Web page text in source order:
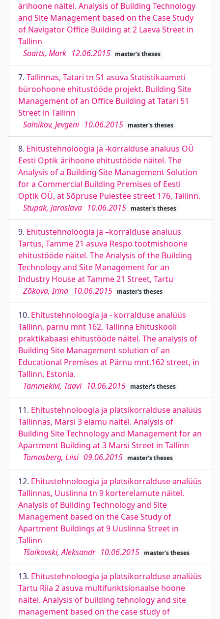
ärihoone näitel. Analysis of Building Technology
and Site Management based on the Case Study
of Navigator Office Building at 2 Laeva Street in
Tallinn
Saarts, Mark 12.06.2015 master's theses
7. Tallinnas, Tatari tn 51 asuva Statistikaameti
büroohoone ehitustööde projekt. Building Site
Management of an Office Building at Tatari 51
Street in Tallinn
Salnikov, Jevgeni 10.06.2015 master's theses
8. Ehitustehnoloogia ja -korralduse analüüs OÜ
Eesti Optik ärihoone ehitustööde näitel. The
Analysis of a Building Site Management Solution
for a Commercial Building Premises of Eesti
Optik OÜ, at Sõpruse Puiestee street 176, Tallinn.
Stupak, Jaroslava 10.06.2015 master's theses
9. Ehitustehnoloogia ja –korralduse analüüs
Tartus, Tamme 21 asuva Respo tootmishoone
ehitustööde näitel. The Analysis of the Building
Technology and Site Management for an
Industry House at Tamme 21 Street, Tartu
Zõkova, Irina 10.06.2015 master's theses
10. Ehitustehnoloogia ja - korralduse analüüs
Tallinn, pärnu mnt 162, Tallinna Ehituskooli
praktikabaasi ehitustööde näitel. The analysis of
Building Site Management solution of an
Educational Premises at Pärnu mnt.162 street, in
Tallinn, Estonia.
Tammekivi, Taavi 10.06.2015 master's theses
11. Ehitustehnoloogia ja platsikorralduse analüüs
Tallinnas, Marsi 3 elamu näitel. Analysis of
Building Site Technology and Management for an
Apartment Building at 3 Marsi Street in Tallinn
Tomasberg, Liisi 09.06.2015 master's theses
12. Ehitustehnoloogia ja platsikorralduse analüüs
Tallinnas, Uuslinna tn 9 korterelamute näitel.
Analysis of Building Technology and Site
Management based on the Case Study of
Apartment Buildings at 9 Uuslinna Street in
Tallinn
Tšaikovski, Aleksandr 10.06.2015 master's theses
13. Ehitustehnoloogia ja platsikorralduse analüüs
Tartu Riia 2 asuva multifunktsionaalse hoone
näitel. Analysis of building tehnology and site
management based on the case study of